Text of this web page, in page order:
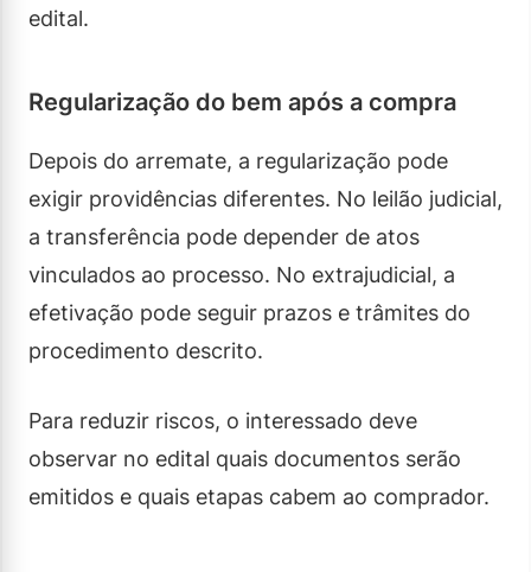
edital.
Regularização do bem após a compra
Depois do arremate, a regularização pode
exigir providências diferentes. No leilão judicial,
a transferência pode depender de atos
vinculados ao processo. No extrajudicial, a
efetivação pode seguir prazos e trâmites do
procedimento descrito.
Para reduzir riscos, o interessado deve
observar no edital quais documentos serão
emitidos e quais etapas cabem ao comprador.